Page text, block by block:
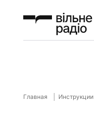
Главная Инструкции